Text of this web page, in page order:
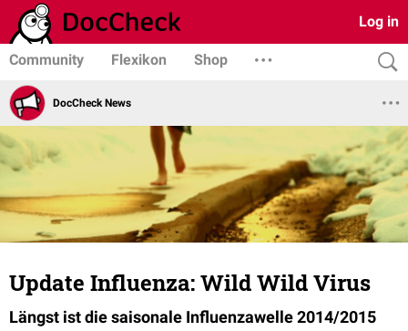
Log in
Community Flexikon Shop
DocCheck News
Update Influenza: Wild Wild Virus
Längst ist die saisonale Influenzawelle 2014/2015